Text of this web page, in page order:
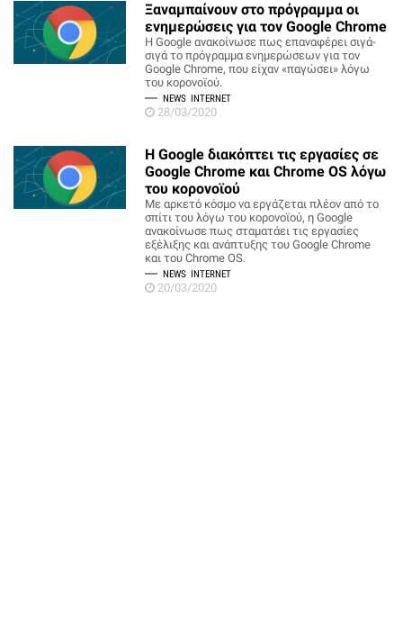
Ξαναμπαίνουν στο πρόγραμμα οι
ενημερώσεις για τον Google Chrome
Η Google ανακοίνωσε πως επαναφέρει σιγά-
σιγά το πρόγραμμα ενημερώσεων για τον
Google Chrome, που είχαν «παγώσει» λόγω
του κορονοϊού.
NEWS INTERNET
28/03/2020
H Google διακόπτει τις εργασίες σε
Google Chrome και Chrome OS λόγω
του κορονοϊού
Με αρκετό κόσμο να εργάζεται πλέον από το
σπίτι του λόγω του κορονοϊού, η Google
ανακοίνωσε πως σταματάει τις εργασίες
εξέλιξης και ανάπτυξης του Google Chrome
και του Chrome OS.
NEWS INTERNET
20/03/2020